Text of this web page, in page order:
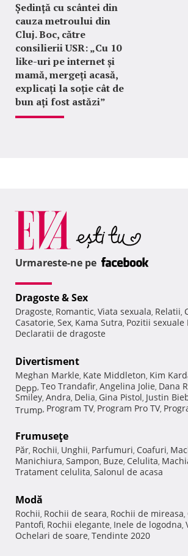
Ședință cu scântei din
cauza metroului din
Cluj. Boc, către
consilierii USR: „Cu 10
like-uri pe internet și
mamă, mergeți acasă,
explicați la soție cât de
bun ați fost astăzi”
Urmareste-ne pe
Dragoste & Sex
Dragoste, Romantic, Viata sexuala, Relatii,
Casatorie, Sex, Kama Sutra, Pozitii sexuale
Declaratii de dragoste
Divertisment
Meghan Markle, Kate Middleton, Kim
Depp, Teo Trandafir, Angelina Jolie, Dana
Smiley, Andra, Delia, Gina Pistol, Justin
Trump, Program TV, Program Pro TV,
Frumuseţe
Păr, Rochii, Unghii, Parfumuri, Coafuri,
Manichiura, Sampon, Buze, Celulita,
Tratament celulita, Salonul de acasa
Modă
Rochii, Rochii de seara, Rochii de mireasa,
Pantofi, Rochii elegante, Inele de logodna,
Ochelari de soare, Tendinte 2020